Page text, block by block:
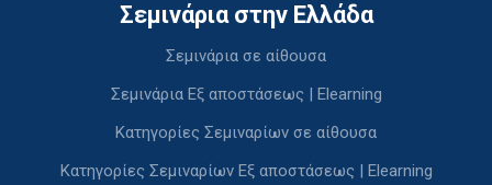
Σεμινάρια στην Ελλάδα
Σεμινάρια σε αίθουσα
Σεμινάρια Εξ αποστάσεως | Elearning
Κατηγορίες Σεμιναρίων σε αίθουσα
Κατηγορίες Σεμιναρίων Εξ αποστάσεως | Elearning